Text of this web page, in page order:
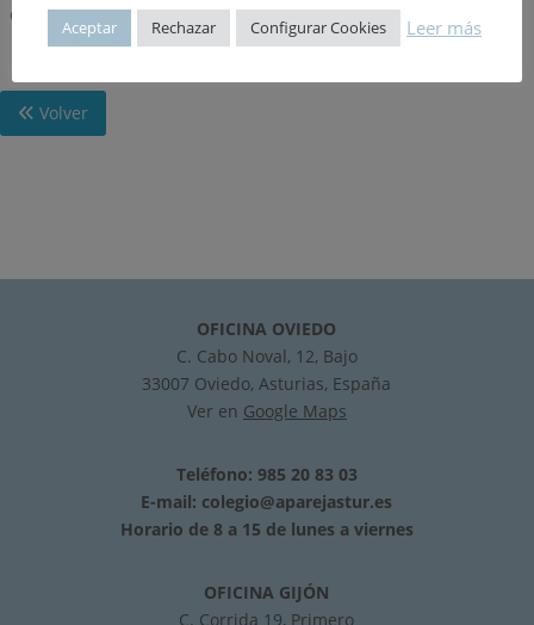
CASTILLA Y LEÓN
Volver
OFICINA OVIEDO
C. Cabo Noval, 12, Bajo
33007 Oviedo, Asturias, España
Ver en Google Maps
Teléfono: 985 20 83 03
E-mail: colegio@aparejastur.es
Horario de 8 a 15 de lunes a viernes
OFICINA GIJÓN
C. Corrida 19, Primero
Aceptar Rechazar Configurar Cookies Leer más